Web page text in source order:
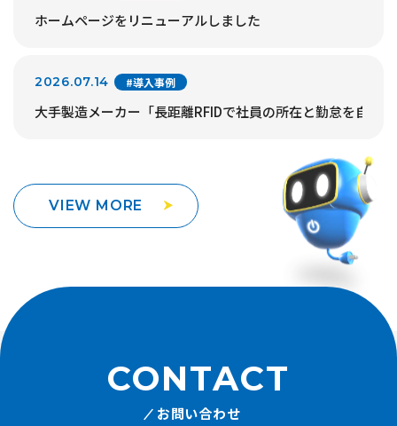
ホームページをリニューアルしました
2026.07.14 #導入事例
大手製造メーカー「長距離RFIDで社員の所在と勤怠を自動
VIEW MORE
CONTACT
お問い合わせ